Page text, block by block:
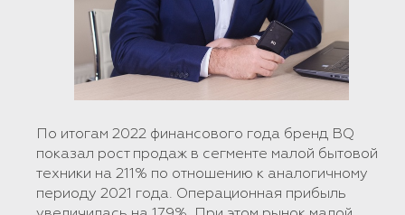
По итогам 2022 финансового года бренд BQ
показал рост продаж в сегменте малой бытовой
техники на 211% по отношению к аналогичному
периоду 2021 года. Операционная прибыль